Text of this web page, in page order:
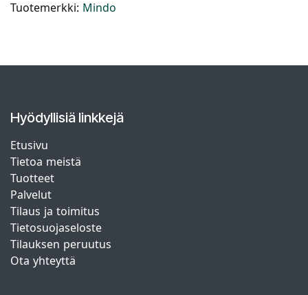
Tuotemerkki: Mindo
Hyödyllisiä linkkejä
Etusivu
Tietoa meistä
Tuotteet
Palvelut
Tilaus ja toimitus
Tietosuojaseloste
Tilauksen peruutus
Ota yhteyttä